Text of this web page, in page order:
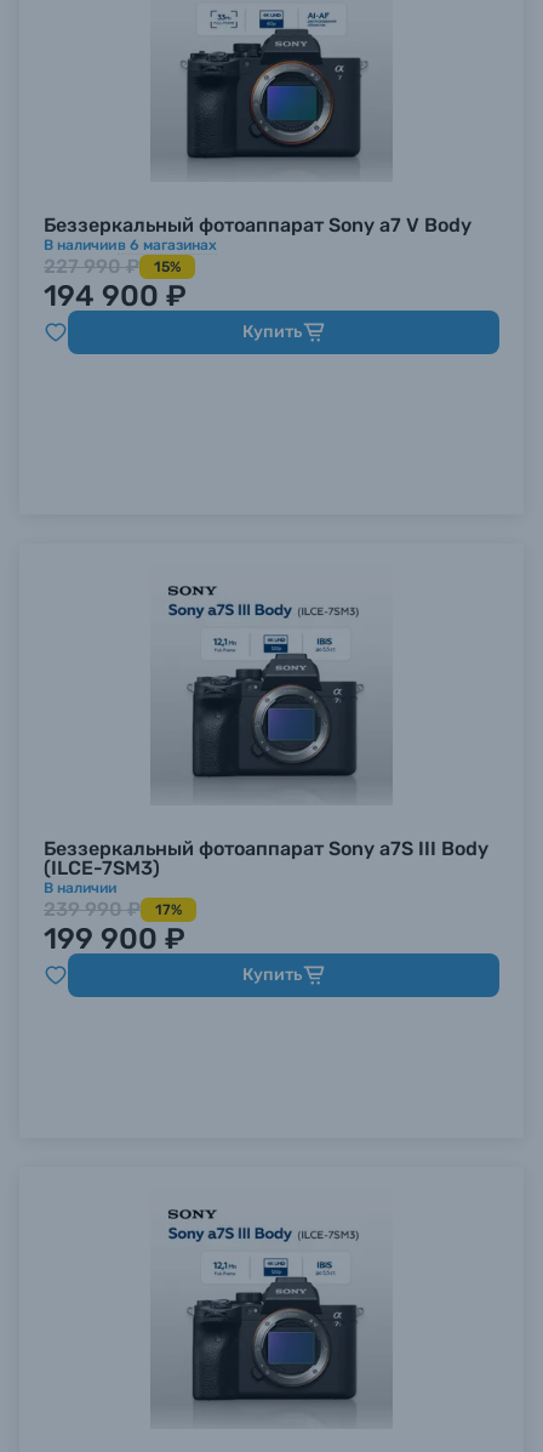
Беззеркальный фотоаппарат Sony a7 V Body
В наличиив 6 магазинах
227 990 ₽ 15%
194 900 ₽
Купить
Беззеркальный фотоаппарат Sony a7S III Body
(ILCE-7SM3)
В наличии
239 990 ₽ 17%
199 900 ₽
Купить